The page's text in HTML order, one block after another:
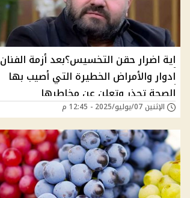
اية اضرار حقن التخسيس؟بعد أزمة الفنان
ادوار والأمراض الخطيرة التي أصيب بها
الصحة تحذر وتعلن عن مخاطرها
الإثنين 07/يوليو/2025 - 12:45 م